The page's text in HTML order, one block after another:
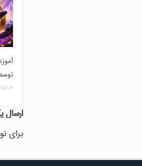
ارسال
برای